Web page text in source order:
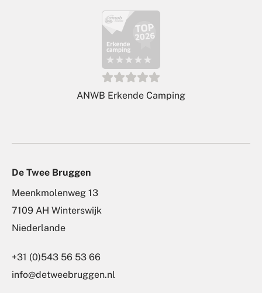
ANWB Erkende Camping
De Twee Bruggen
Meenkmolenweg 13
7109 AH Winterswijk
Niederlande
+31 (0)543 56 53 66
info@detweebruggen.nl